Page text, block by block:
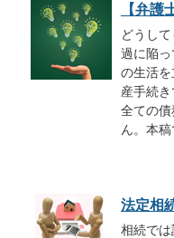
【弁護
どうし
過に陥
の生活
産手続
全ての
ん。本
法定相
相続で